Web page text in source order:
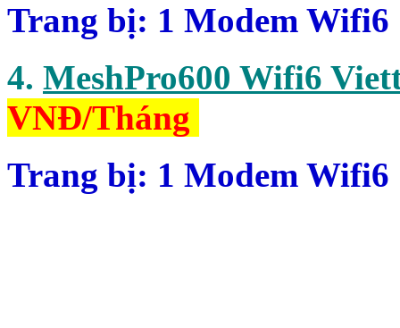
Trang bị: 1 Modem Wifi6
4. MeshPro600 Wifi6
VNĐ/Tháng
Trang bị: 1 Modem Wifi6